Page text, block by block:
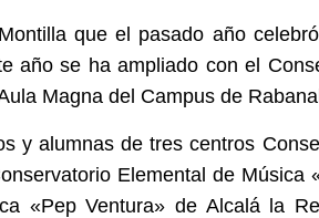
que el pasado año
año se ha ampliado con el
Magna del Campus de
y alumnas de tres centros
Elemental de Música
«Pep Ventura» de Alcalá la